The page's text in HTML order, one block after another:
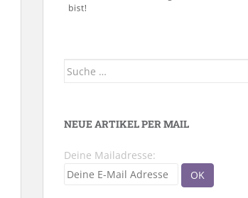
Suche
NEUE ARTIKEL PER MAIL
Deine Mailadresse: